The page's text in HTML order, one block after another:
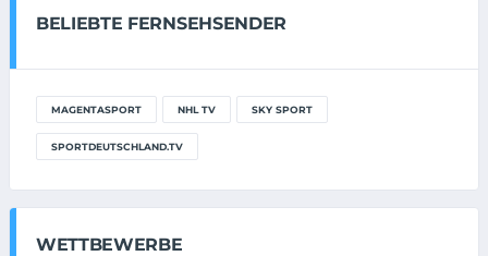
BELIEBTE FERNSEHSENDER
MAGENTASPORT NHL TV SKY SPORT
SPORTDEUTSCHLAND.TV
WETTBEWERBE